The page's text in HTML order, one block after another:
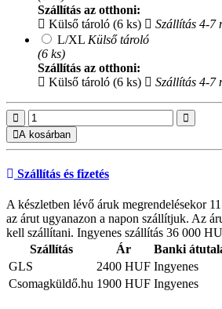
Szállítás az otthoni:
Külső tároló (6 ks)
Szállítás 4-7
L/XL Külső tároló
(6 ks)
Szállítás az otthoni:
Külső tároló (6 ks)
Szállítás 4-7
A kosárban
Szállítás és fizetés
A készletben lévő áruk megrendelésekor
az árut ugyanazon a napon szállítjuk. Az
kell szállítani. Ingyenes szállítás 36 000
Szállítás
Ár Banki
GLS
2400 HUF Ingyenes
Csomagküldő.hu 1900 HUF Ingyenes